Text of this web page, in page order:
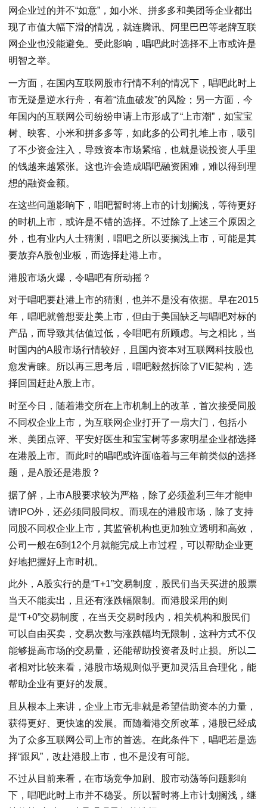
网企业过的并不“如意”，如小米、拼多多和美团等企业都出
现了市值大幅下滑的情况，就连腾讯、阿里巴巴等老牌互联
网企业也没能避免。受此影响，唱吧此时选择不上市或许是
明智之举。
一方面，在国内互联网股市行情不利的情况下，唱吧此时上
市无疑是逆水行舟，有着“流血破发”的风险；另一方面，今
年国内的互联网公司纷纷申请上市形成了“上市潮”，如宝宝
树、映客、小米和拼多多等，如此多的公司扎堆上市，吸引
了不少资金注入，导致资本市场紧缩，也就是说投资人手里
的钱越来越紧张。这也许会造成唱吧融资困难，难以得到理
想的融资金额。
在这些问题影响下，唱吧暂时将上市的计划搁浅，等待更好
的时机上市，或许是不错的选择。不过除了上述三个原因之
外，也有业内人士猜测，唱吧之所以要搁浅上市，可能是其
要放弃A股创业板，而选择赴港上市。
港股市场火爆，令唱吧有所动摇？
对于唱吧要赴港上市的猜测，也并不是没有依据。早在2015
年，唱吧就曾想要赴美上市，但由于美国缺乏与唱吧对标的
产品，而导致其估值过低，令唱吧有所顾虑。与之相比，当
时国内的A股市场行情较好，且国内资本对互联网科技股也
愈发青睐。所以再三思考后，唱吧毅然拆除了VIE架构，选
择回国赶赴A股上市。
时至今日，随着港交所在上市机制上的改革，首次接受同股
不同权企业上市，为互联网企业打开了一扇大门，包括小
米、美团点评、平安好医生和宝宝树等多家明星企业都选择
在港股上市。而此时的唱吧或许面临着与三年前类似的选择
题，是A股还是港股？
据了解，上市A股要求较为严格，除了必须盈利三年才能申
请IPO外，还必须同股同权。而现在的港股市场，除了支持
同股不同权企业上市，其监管机构也更加独立透明和高效，
公司一般在6到12个月就能完成上市过程，可以帮助企业更
好地把握好上市时机。
此外，A股实行的是“T+1”交易制度，股民们当天买进的股票
当天不能卖出，且还有涨跌幅限制。而港股采用的则
是“T+0”交易制度，在当天交易时段内，相关机构和股民们
可以自由买卖，交易次数与涨跌幅均无限制，这种方式不仅
能够提高市场的交易量，还能帮助投资者及时止损。所以二
者相对比较来看，港股市场规则似乎更加灵活且合理化，能
帮助企业有更好的发展。
且从根本上来讲，企业上市无非就是希望借助资本的力量，
获得更好、更快速的发展。而随着港交所改革，港股已经成
为了众多互联网公司上市的首选。在此条件下，唱吧若是选
择“跟风”，改赴港股上市，也不是没有可能。
不过从目前来看，在市场竞争加剧、股市动荡等问题影响
下，唱吧此时上市并不稳妥。所以暂时将上市计划搁浅，继